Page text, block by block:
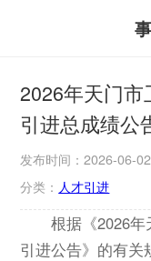
2026年天门
引进总成绩公
发布时间：2026-06-
分类： 人才引进
根据《2026
引进公告》的有关